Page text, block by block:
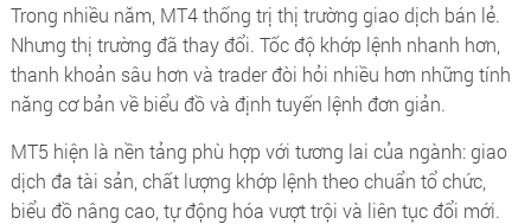
Trong nhiều năm, MT4 thống trị thị trường giao dịch bán lẻ.
Nhưng thị trường đã thay đổi. Tốc độ khớp lệnh nhanh hơn,
thanh khoản sâu hơn và trader đòi hỏi nhiều hơn những tính
năng cơ bản về biểu đồ và định tuyến lệnh đơn giản.
MT5 hiện là nền tảng phù hợp với tương lai của ngành: giao
dịch đa tài sản, chất lượng khớp lệnh theo chuẩn tổ chức,
biểu đồ nâng cao, tự động hóa vượt trội và liên tục đổi mới.